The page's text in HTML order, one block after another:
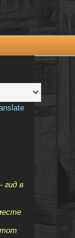
гид в